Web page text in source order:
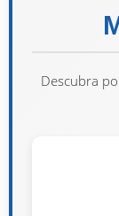
Descubra